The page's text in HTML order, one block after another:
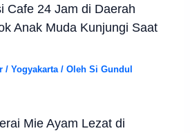
Cafe 24 Jam di Daerah
Anak Muda Kunjungi Saat
/Yogyakarta / OlehSi Gundul
Mie Ayam Lezat di